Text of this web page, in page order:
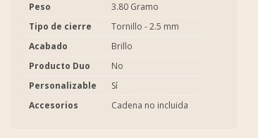
Peso
3.80 Gramo
Tipo de cierre
Tornillo - 2.5 mm
Acabado
Brillo
Producto Duo
No
Personalizable
Sí
Accesorios
Cadena no incluida